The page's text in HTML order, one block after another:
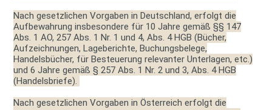
Nach gesetzlichen Vorgaben in Deutschland, erfolgt die
Aufbewahrung insbesondere für 10 Jahre gemäß §§ 147
Abs. 1 AO, 257 Abs. 1 Nr. 1 und 4, Abs. 4 HGB (Bücher,
Aufzeichnungen, Lageberichte, Buchungsbelege,
Handelsbücher, für Besteuerung relevanter Unterlagen, etc.)
und 6 Jahre gemäß § 257 Abs. 1 Nr. 2 und 3, Abs. 4 HGB
(Handelsbriefe).
Nach gesetzlichen Vorgaben in Österreich erfolgt die